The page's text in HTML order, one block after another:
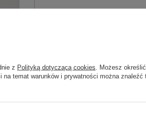
Zadzwoń+48 601 547 740
z Polityką dotyczącą cookies . Możesz
temat warunków i prywatności można znaleźć